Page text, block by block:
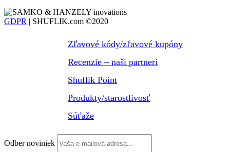
GDPR | SHUFLIK.com ©2020
Zľavové kódy/zľavové kupóny
Recenzie – naši partneri
Shuflik Point
Produkty/starostlivosť
Súťaže
Odber noviniek